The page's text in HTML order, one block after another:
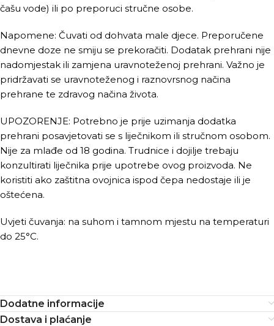
čašu vode) ili po preporuci stručne osobe.
Napomene: Čuvati od dohvata male djece. Preporučene
dnevne doze ne smiju se prekoračiti. Dodatak prehrani nije
nadomjestak ili zamjena uravnoteženoj prehrani. Važno je
pridržavati se uravnoteženog i raznovrsnog načina
prehrane te zdravog načina života.
UPOZORENJE: Potrebno je prije uzimanja dodatka
prehrani posavjetovati se s liječnikom ili stručnom osobom.
Nije za mlađe od 18 godina. Trudnice i dojilje trebaju
konzultirati liječnika prije upotrebe ovog proizvoda. Ne
koristiti ako zaštitna ovojnica ispod čepa nedostaje ili je
oštećena.
Uvjeti čuvanja: na suhom i tamnom mjestu na temperaturi
do 25°C.
Dodatne informacije
Dostava i plaćanje